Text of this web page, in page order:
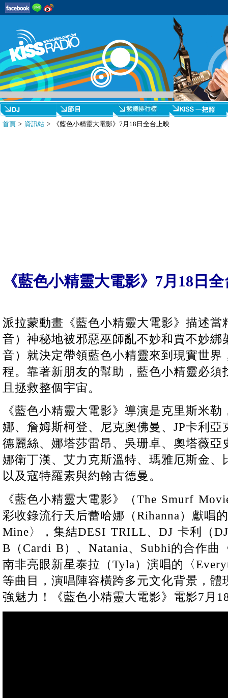
首頁 > 資訊站 > 《藍色小精靈大電影》7月18日全台上映
《藍色小精靈大電影》7月18日
派拉蒙動畫《藍色小精靈大電影》描述當
音）神秘地被邪惡巫師亂不妙和賈不妙綁
音）就決定帶領藍色小精靈來到現實世界
程。靠著新朋友的幫助，藍色小精靈必須
且拯救整個宇宙。
《藍色小精靈大電影》導演是克里斯米
娜、詹姆斯柯登、尼克奧佛曼、JP卡利
德麗絲、娜塔莎雷昂、吳珊卓、奧塔薇亞
娜衛丁漢、艾力克斯溫特、瑪雅厄斯金、
以及寇特羅素與約翰古德曼。
《藍色小精靈大電影》（The Smurf
彩收錄流行天后蕾哈娜（Rihanna）獻唱
Mine〉，集結DESI TRILL、DJ 卡利（
B（Cardi B）、Natania、Subhi的合作曲
南非亮眼新星泰拉（Tyla）演唱的〈
等曲目，演唱陣容橫跨多元文化背景，
強魅力！《藍色小精靈大電影》電影7月